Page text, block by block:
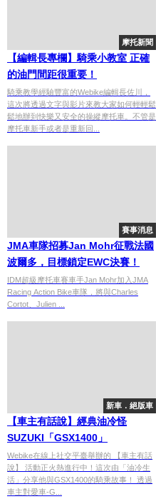
摩托新聞
【編輯長專欄】騎乘小教室 正確
的油門間距很重要！
騎乘教學經驗豐富的Webike編輯長佐川，
這次將透過文字與影片來教大家如何輕輕鬆
鬆地辦到快樂又安全的操縱摩托車。不管是
摩托車新手或者是重新回...
賽事消息
JMA車隊招募Jan Mohr征戰法國
波爾多，目標鎖定EWC決賽！
IDM超級摩托車賽車手Jan Mohr加入JMA
Racing Action Bike車隊，將與Charles
Cortot、Julien ...
新車．絕版車
【車主有話說】經典油冷怪
SUZUKI「GSX1400」
Webike在線上社交平臺舉辦的 【車主有話
說】 活動正火熱進行中！這次由「油冷生
活」分享他與GSX1400的騎乘故事！ 透過
車主對愛車-G...